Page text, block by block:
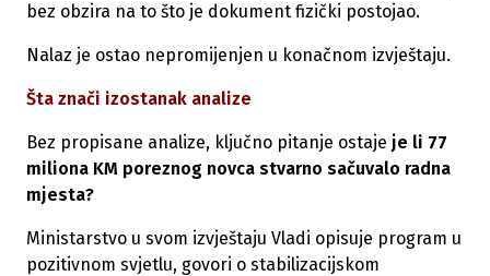
bez obzira na to što je dokument fizički postojao.
Nalaz je ostao nepromijenjen u konačnom izvještaju.
Šta znači izostanak analize
Bez propisane analize, ključno pitanje ostaje je li 77
miliona KM poreznog novca stvarno sačuvalo radna
mjesta?
Ministarstvo u svom izvještaju Vladi opisuje program u
pozitivnom svjetlu, govori o stabilizacijskom